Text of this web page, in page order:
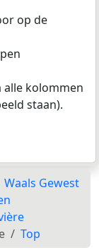
op de
kolommen
staan).
Waals Gewest
Top